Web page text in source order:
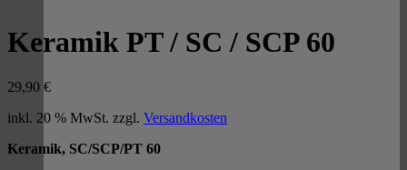
Keramik PT / SC / SCP 60
29,90 €
inkl. 20 % MwSt. zzgl. Versandkosten
Keramik, SC/SCP/PT 60